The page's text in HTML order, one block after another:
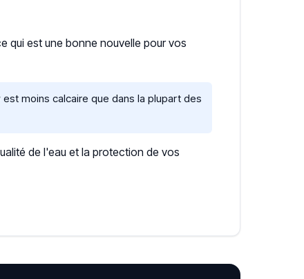
qui est une bonne nouvelle pour vos
moins calcaire que dans la plupart des
de l'eau et la protection de vos